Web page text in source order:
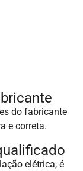
do fabricante
e correta.
elétrica, é